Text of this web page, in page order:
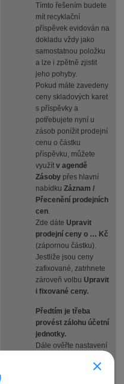
Tímto řešením budete
mít recyklační
příspěvek evidován na
dokladu vždy jako
samostatnou položku
a lze i zpětně zjistit
jeho pohyby.
Pokud máte zavedeny
ceny skladových karet
s příspěvky a
potřebujete nyní u
zásob ponížit prodejní
cenu o částku
příspěvku, můžete
využít v agendě
Zásoby přes hlavní
nabídku Záznam /
Přecenění prodejních
cen.
Zde dáte Upravit
prodejní ceny o … Kč
(zápornou částku).
Jestliže jsou ceny
zafixované, zatrhnete
zároveň volbu Upravit
i fixované ceny.
Předtím je třeba
provést zálohu účetní
jednotky.
Dále ověřte nastavení
údaje se při změně